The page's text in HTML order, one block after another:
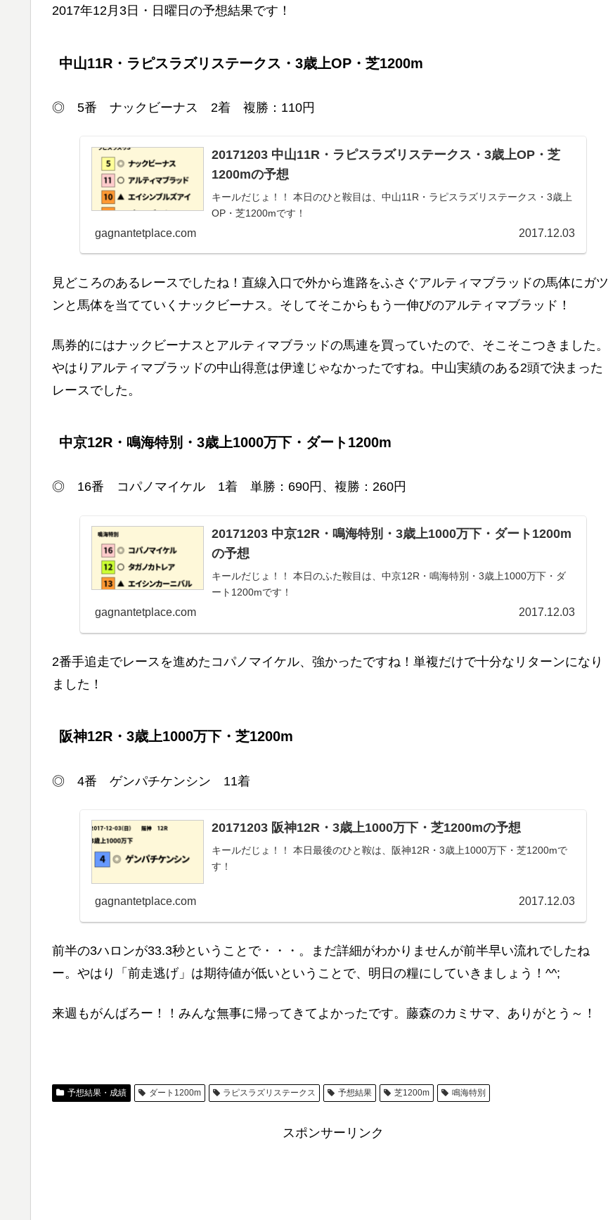
2017年12月3日・日曜日の予想結果です！
中山11R・ラピスラズリステークス・3歳上OP・芝1200m
◎ 5番 ナックビーナス 2着 複勝：110円
20171203 中山11R・ラピスラズリステークス・3歳上OP・芝
1200mの予想
キールだじょ！！ 本日のひと鞍目は、中山11R・ラピスラズリステークス・3歳上
OP・芝1200mです！
gagnantetplace.com 2017.12.03
見どころのあるレースでしたね！直線入口で外から進路をふさぐアルティマブラッドの馬体にガツ
ンと馬体を当てていくナックビーナス。そしてそこからもう一伸びのアルティマブラッド！
馬券的にはナックビーナスとアルティマブラッドの馬連を買っていたので、そこそこつきました。
やはりアルティマブラッドの中山得意は伊達じゃなかったですね。中山実績のある2頭で決まった
レースでした。
中京12R・鳴海特別・3歳上1000万下・ダート1200m
◎ 16番 コパノマイケル 1着 単勝：690円、複勝：260円
20171203 中京12R・鳴海特別・3歳上1000万下・ダート1200m
の予想
キールだじょ！！ 本日のふた鞍目は、中京12R・鳴海特別・3歳上1000万下・ダ
ート1200mです！
gagnantetplace.com 2017.12.03
2番手追走でレースを進めたコパノマイケル、強かったですね！単複だけで十分なリターンになり
ました！
阪神12R・3歳上1000万下・芝1200m
◎ 4番 ゲンパチケンシン 11着
20171203 阪神12R・3歳上1000万下・芝1200mの予想
キールだじょ！！ 本日最後のひと鞍は、阪神12R・3歳上1000万下・芝1200mで
す！
gagnantetplace.com 2017.12.03
前半の3ハロンが33.3秒ということで・・・。まだ詳細がわかりませんが前半早い流れでしたね
ー。やはり「前走逃げ」は期待値が低いということで、明日の糧にしていきましょう！^^;
来週もがんばろー！！みんな無事に帰ってきてよかったです。藤森のカミサマ、ありがとう～！
予想結果・成績 ダート1200m ラピスラズリステークス 予想結果 芝1200m 鳴海特別
スポンサーリンク